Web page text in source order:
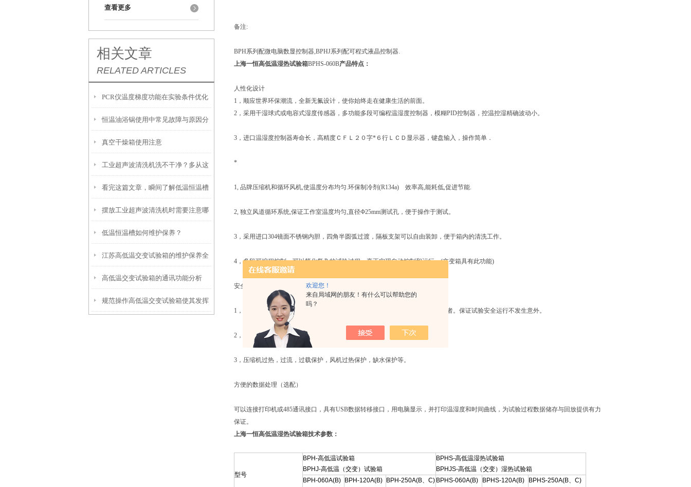
欢迎您！
来自局域网的朋友！有什么可以帮助您的
吗？
查看更多
相关文章
RELATED ARTICLES
PCR仪温度梯度功能在实验条件优化
中的使用技巧
恒温油浴锅使用中常见故障与原因分
析
真空干燥箱使用注意
工业超声波清洗机洗不干净？多从这
些方面找原因
看完这篇文章，瞬间了解低温恒温槽
了！
摆放工业超声波清洗机时需要注意哪
些要点？
低温恒温槽如何维护保养？
江苏高低温交变试验箱的维护保养全
攻略：清洁、校准与系统检查要点
高低温交变试验箱的通讯功能分析
规范操作高低温交变试验箱使其发挥
备注:
BPH系列配微电脑数显控制器,BPHJ系列配可程式液晶控制器.
上海一恒高低温湿热试验箱BPHS-060B产品特点：
人性化设计
1，顺应世界环保潮流，全新无氟设计，使你始终走在健康生活的前面。
2，采用干湿球式或电容式湿度传感器，多功能多段可编程温湿度控制器，模糊PID控制器，控温控湿精确波动小。
3，进口温湿度控制器寿命长，高精度ＣＦＬ２０字*６行ＬＣＤ显示器，键盘输入，操作简单．
*
1, 品牌压缩机和循环风机,使温度分布均匀.环保制冷剂(R134a) 效率高,能耗低,促进节能.
2, 独立风道循环系统,保证工作室温度均匀,直径Ф25mm测试孔，便于操作于测试。
3，采用进口304镜面不锈钢内胆，四角半圆弧过渡，隔板支架可以自由装卸，便于箱内的清洗工作。
4，多段可编程控制，可以简化复杂的试验过程，真正实现自动控制和运行。(交变箱具有此功能)
安全功能
1，独立限温报警系统，超过限制温度即自动中断运行，并且声光报警提示操作者。保证试验安全运行不发生意外。
2，温度偏高，偏低和超温报警。
3，压缩机过热，过流，过载保护，风机过热保护，缺水保护等。
方便的数据处理（选配）
可以连接打印机或485通讯接口，具有USB数据转移接口，用电脑显示，并打印温湿度和时间曲线，为试验过程数据储存与回放提供有力
保证。
上海一恒高低温湿热试验箱技术参数：
型号
BPH-高低温试验箱
BPHJ-高低温（交变）试验箱
BPHS-高低温湿热试验箱
BPHJS-高低温（交变）湿热试验箱
BPH-060A(B)
BPH-120A(B)
BPH-250A(B、C) BPHS-060A(B)
BPHS-120A(B)
BPHS-250A(B、C)